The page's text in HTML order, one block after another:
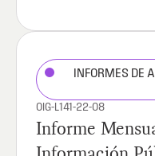
INFORMES DE
OIG-L141-22-08
Informe